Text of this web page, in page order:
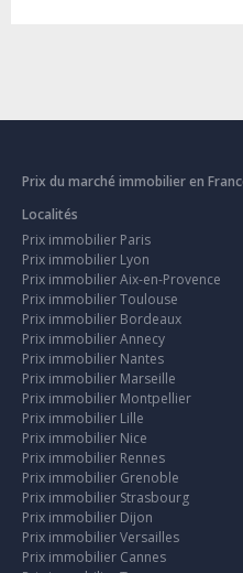
Prix du marché immobilier en
Localités
Prix immobilier Paris
Prix immobilier Lyon
Prix immobilier Aix-en-Provence
Prix immobilier Toulouse
Prix immobilier Bordeaux
Prix immobilier Annecy
Prix immobilier Nantes
Prix immobilier Marseille
Prix immobilier Montpellier
Prix immobilier Lille
Prix immobilier Nice
Prix immobilier Rennes
Prix immobilier Grenoble
Prix immobilier Strasbourg
Prix immobilier Dijon
Prix immobilier Versailles
Prix immobilier Cannes